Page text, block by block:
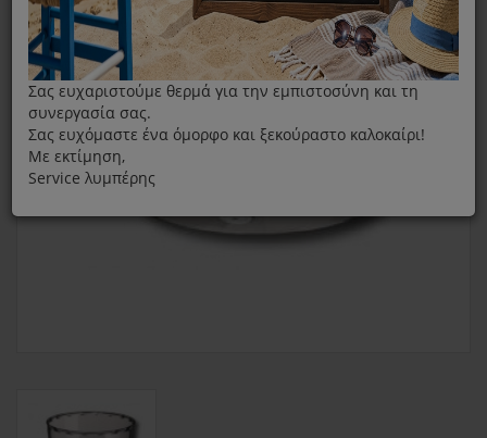
Σας ευχαριστούμε θερμά για την εμπιστοσύνη και τη
συνεργασία σας.
Σας ευχόμαστε ένα όμορφο και ξεκούραστο καλοκαίρι!
Με εκτίμηση,
Service λυμπέρης